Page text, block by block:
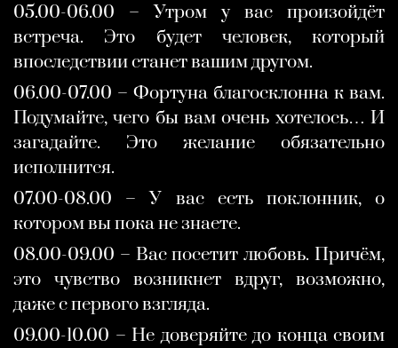
05.00-06.00 – Утром у вас произойдёт
встреча. Это будет человек, который
впоследствии станет вашим другом.
06.00-07.00 – Фортуна благосклонна к вам.
Подумайте, чего бы вам очень хотелось… И
загадайте. Это желание обязательно
исполнится.
07.00-08.00 – У вас есть поклонник, о
котором вы пока не знаете.
08.00-09.00 – Вас посетит любовь. Причём,
это чувство возникнет вдруг, возможно,
даже с первого взгляда.
09.00-10.00 – Не доверяйте до конца своим